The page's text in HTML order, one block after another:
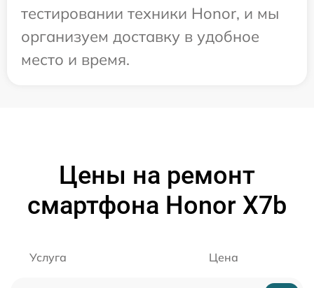
тестировании техники Honor, и мы
организуем доставку в удобное
место и время.
Цены на ремонт
смартфона Honor X7b
Услуга Цена